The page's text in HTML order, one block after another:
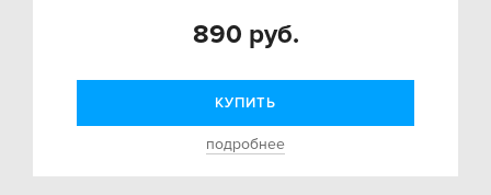
890 руб.
КУПИТЬ
подробнее